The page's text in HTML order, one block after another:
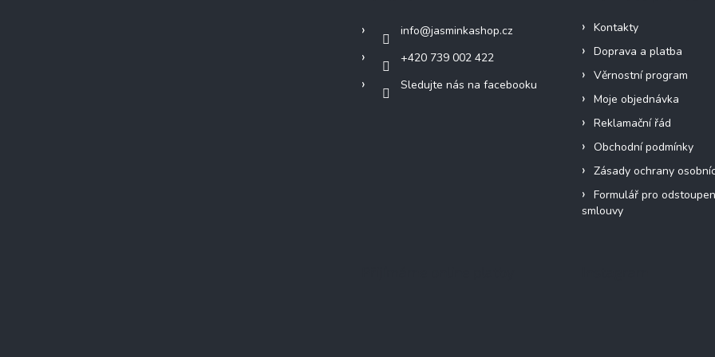
info@jasminkashop.cz
+420 739 002 422
Sledujte nás na facebooku
Kontakty
Doprava a platba
Věrnostní program
Moje objednávka
Reklamační řád
Obchodní podmínky
Zásady ochrany
Formulář pro
smlouvy